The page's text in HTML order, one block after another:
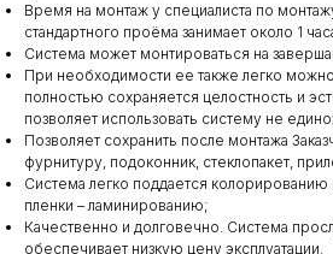
Время на монтаж у специалиста по
стандартного проёма занимает около 1
Система может монтироваться на
При необходимости ее также легко
полностью сохраняется целостность и
позволяет использовать систему не
Позволяет сохранить после монтажа
фурнитуру, подоконник, стеклопакет,
Система легко поддается
пленки – ламинированию;
Качественно и долговечно. Система
обеспечивает низкую цену эксплуатации.